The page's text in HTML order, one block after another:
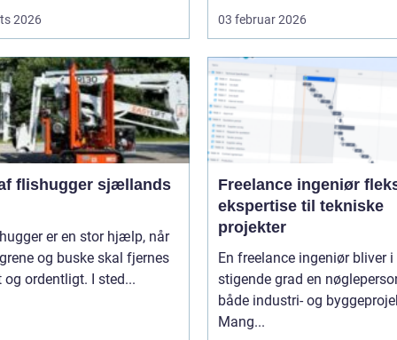
2026 03 februar 2026
flishugger sjællands
er en stor hjælp, når
og buske skal fjernes
og ordentligt. I sted...
Freelance ingeniør fleksibel
ekspertise til tekniske
projekter
En freelance ingeniør bliver i
stigende grad en
både industri- og
Mang...